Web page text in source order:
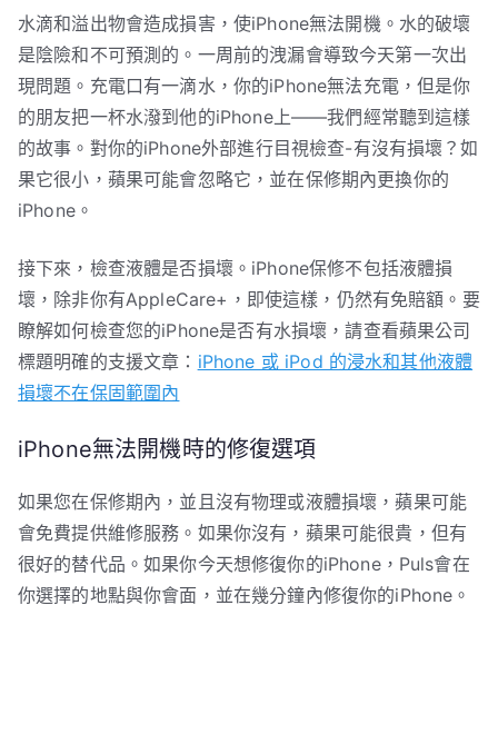
水滴和溢出物會造成損害，使iPhone無法開機。水的破壞
是陰險和不可預測的。一周前的洩漏會導致今天第一次出
現問題。充電口有一滴水，你的iPhone無法充電，但是你
的朋友把一杯水潑到他的iPhone上——我們經常聽到這樣
的故事。對你的iPhone外部進行目視檢查-有沒有損壞？如
果它很小，蘋果可能會忽略它，並在保修期內更換你的
iPhone。
接下來，檢查液體是否損壞。iPhone保修不包括液體損
壞，除非你有AppleCare+，即使這樣，仍然有免賠額。要
瞭解如何檢查您的iPhone是否有水損壞，請查看蘋果公司
標題明確的支援文章： iPhone 或 iPod 的浸水和其他液體
損壞不在保固範圍內
iPhone無法開機時的修復選項
如果您在保修期內，並且沒有物理或液體損壞，蘋果可能
會免費提供維修服務。如果你沒有，蘋果可能很貴，但有
很好的替代品。如果你今天想修復你的iPhone，Puls會在
你選擇的地點與你會面，並在幾分鐘內修復你的iPhone。